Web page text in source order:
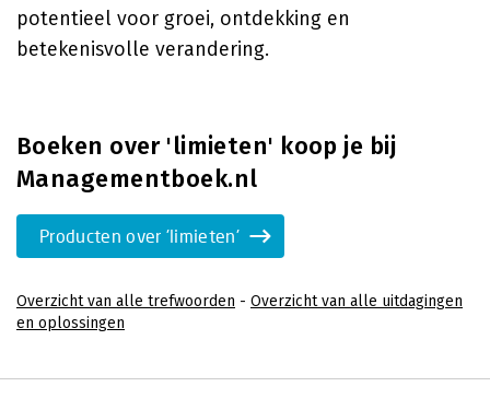
potentieel voor groei, ontdekking en
betekenisvolle verandering.
Boeken over 'limieten' koop je bij
Managementboek.nl
Producten over 'limieten'
Overzicht van alle trefwoorden - Overzicht van alle uitdagingen
en oplossingen